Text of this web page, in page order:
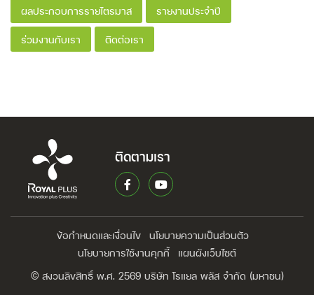
ผลประกอบการรายไตรมาส รายงานประจำปี
ร่วมงานกับเรา ติดต่อเรา
ติดตามเรา
ข้อกำหนดและเงื่อนไข
นโยบายความเป็นส่วนตัว
นโยบายการใช้งานคุกกี้
แผนผังเว็บไซต์
© สงวนลิขสิทธิ์ พ.ศ. 2569 บริษัท โรแยล พลัส จำกัด (มหาชน)